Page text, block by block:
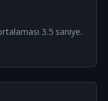
3.5 saniye.